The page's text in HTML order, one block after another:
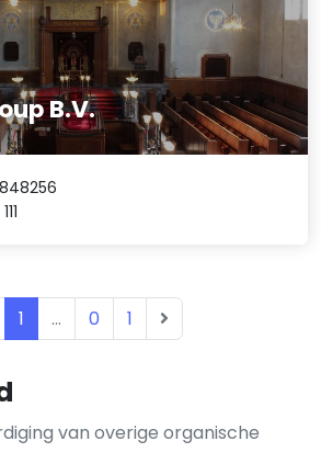
van overige organische
B.V.
1 ... 0 1